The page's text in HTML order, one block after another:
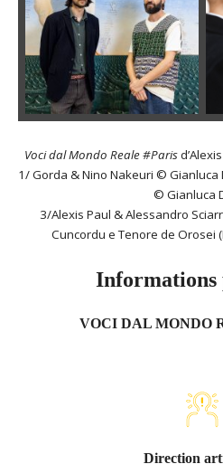
Voci dal Mondo Reale #Paris
1/ Gorda & Nino Nakeuri © Gianluca
© Gianluca
3/Alexis Paul & Alessandro
Cuncordu e Tenore de Orosei
Informations
VOCI DAL MONDO
Direction